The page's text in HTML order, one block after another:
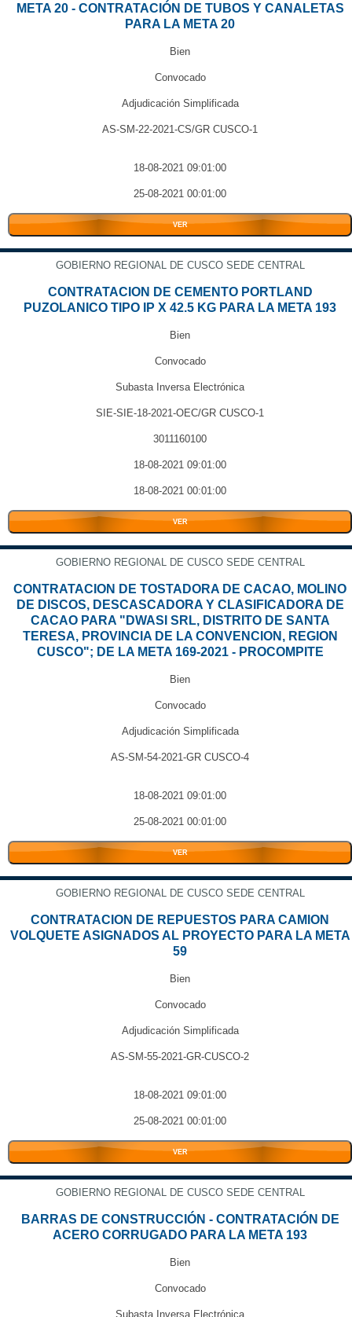
META 20 - CONTRATACIÓN DE TUBOS Y CANALETAS
PARA LA META 20
Bien
Convocado
Adjudicación Simplificada
AS-SM-22-2021-CS/GR CUSCO-1
18-08-2021 09:01:00
25-08-2021 00:01:00
VER
GOBIERNO REGIONAL DE CUSCO SEDE CENTRAL
CONTRATACION DE CEMENTO PORTLAND
PUZOLANICO TIPO IP X 42.5 KG PARA LA META 193
Bien
Convocado
Subasta Inversa Electrónica
SIE-SIE-18-2021-OEC/GR CUSCO-1
3011160100
18-08-2021 09:01:00
18-08-2021 00:01:00
VER
GOBIERNO REGIONAL DE CUSCO SEDE CENTRAL
CONTRATACION DE TOSTADORA DE CACAO, MOLINO
DE DISCOS, DESCASCADORA Y CLASIFICADORA DE
CACAO PARA "DWASI SRL, DISTRITO DE SANTA
TERESA, PROVINCIA DE LA CONVENCION, REGION
CUSCO"; DE LA META 169-2021 - PROCOMPITE
Bien
Convocado
Adjudicación Simplificada
AS-SM-54-2021-GR CUSCO-4
18-08-2021 09:01:00
25-08-2021 00:01:00
VER
GOBIERNO REGIONAL DE CUSCO SEDE CENTRAL
CONTRATACION DE REPUESTOS PARA CAMION
VOLQUETE ASIGNADOS AL PROYECTO PARA LA META
59
Bien
Convocado
Adjudicación Simplificada
AS-SM-55-2021-GR-CUSCO-2
18-08-2021 09:01:00
25-08-2021 00:01:00
VER
GOBIERNO REGIONAL DE CUSCO SEDE CENTRAL
BARRAS DE CONSTRUCCIÓN - CONTRATACIÓN DE
ACERO CORRUGADO PARA LA META 193
Bien
Convocado
Subasta Inversa Electrónica